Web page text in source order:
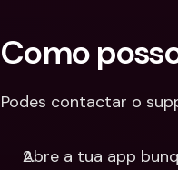
Como
Podes contactar o
Abre a tua app bunq